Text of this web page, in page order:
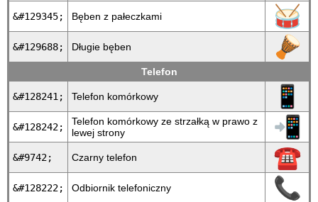
&#129345; Bęben z pałeczkami 🥁
&#129688; Długie bęben 🪘
Telefon
&#128241; Telefon komórkowy 📱
&#128242;
Telefon komórkowy ze strzałką w prawo z
lewej strony
📲
&#9742; Czarny telefon ☎
&#128222; Odbiornik telefoniczny 📞